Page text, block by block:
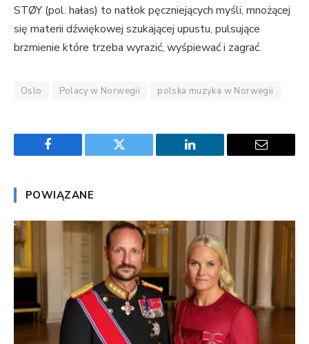
STØY (pol. hałas) to natłok pęczniejących myśli, mnożącej
się materii dźwiękowej szukającej upustu, pulsujące
brzmienie które trzeba wyrazić, wyśpiewać i zagrać.
Oslo Polacy w Norwegii polska muzyka w Norwegii
Facebook Twitter LinkedIn Email
POWIĄZANE